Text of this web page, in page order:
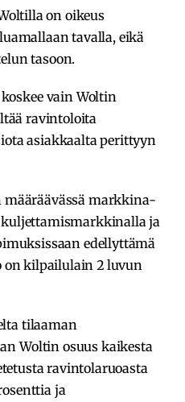
on oikeus
tavalla, eikä
tasoon.
vain Woltin
ravintoloita
asiakkaalta perittyyn
määräävässä markkina-
ja
edellyttämä
kilpailulain 2 luvun
tilaaman
Woltin osuus kaikesta
ravintolaruoasta
ja